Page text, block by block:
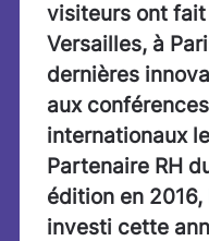
visiteurs ont
Versailles, à
dernières
aux
internationaux
Partenaire RH
édition en
investi cette